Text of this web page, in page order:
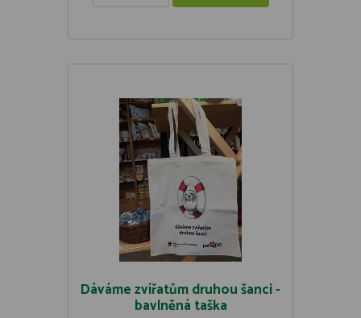
Dáváme zvířatům druhou šanci -
bavlněná taška